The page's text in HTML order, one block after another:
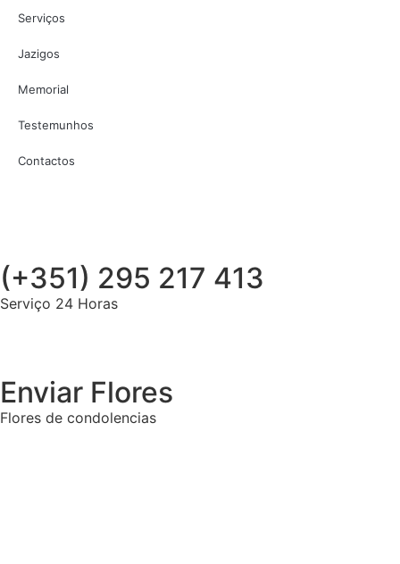
Serviços
Jazigos
Memorial
Testemunhos
Contactos
(+351) 295 217 413
Serviço 24 Horas
Enviar Flores
Flores de condolencias